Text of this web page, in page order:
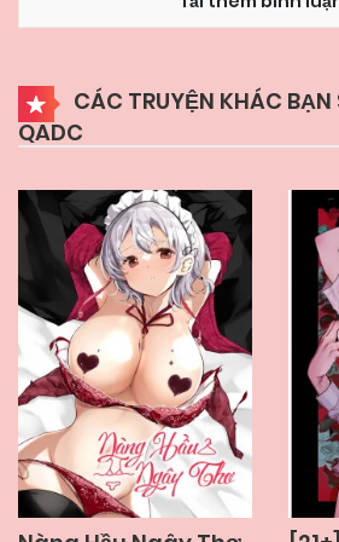
Chapter 8.2 13/12/2024
Chapter 8.1 13/12/2024
Chapter 7.2 13/12/2024
Chapter 7.1 13/12/2024
Chapter 6.2 13/12/2024
CÁC TRUYỆN KHÁC
QADC